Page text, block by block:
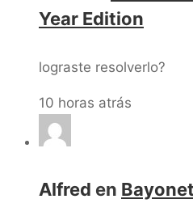
Year Edition
lograste resolverlo?
10 horas atrás
Alfred en